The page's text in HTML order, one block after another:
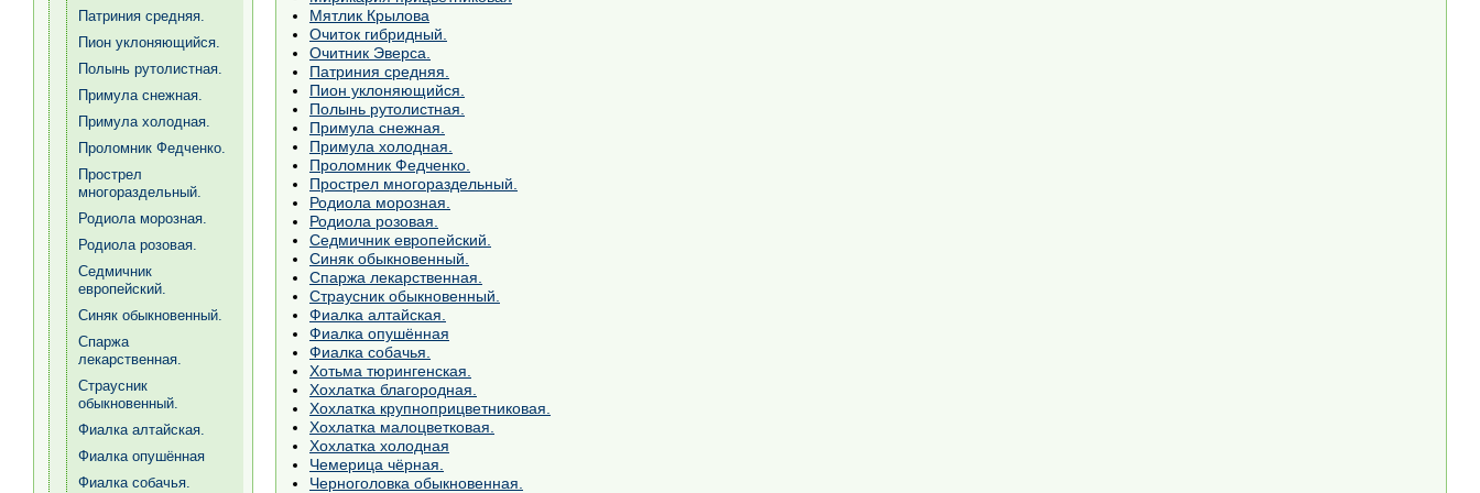
Мятлик Крылова
Очиток гибридный.
Очитник Эверса.
Патриния средняя.
Пион уклоняющийся.
Полынь рутолистная.
Примула снежная.
Примула холодная.
Проломник Федченко.
Прострел многораздельный.
Родиола морозная.
Родиола розовая.
Седмичник европейский.
Синяк обыкновенный.
Спаржа лекарственная.
Страусник обыкновенный.
Фиалка алтайская.
Фиалка опушённая
Фиалка собачья.
Хотьма тюрингенская.
Хохлатка благородная.
Хохлатка крупноприцветниковая.
Хохлатка малоцветковая.
Хохлатка холодная
Чемерица чёрная.
Черноголовка обыкновенная.
Патриния средняя.
Пион уклоняющийся.
Полынь рутолистная.
Примула снежная.
Примула холодная.
Проломник Федченко.
Прострел
многораздельный.
Родиола морозная.
Родиола розовая.
Седмичник
европейский.
Синяк обыкновенный.
Спаржа
лекарственная.
Страусник
обыкновенный.
Фиалка алтайская.
Фиалка опушённая
Фиалка собачья.